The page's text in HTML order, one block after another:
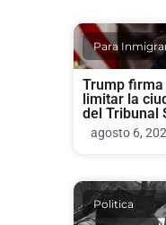
Para
Trump firma
limitar la
del Tribunal
agosto 6,
Politica